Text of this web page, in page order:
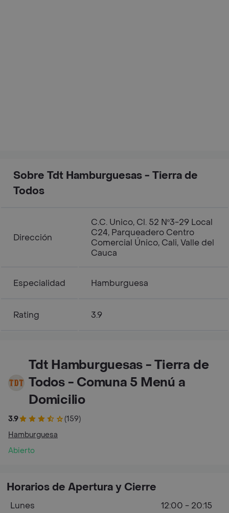
Sobre Tdt Hamburguesas - Tierra de
Todos
Dirección
C.C. Unico, Cl. 52 Nº3-29 Local
C24, Parqueadero Centro
Comercial Único, Cali, Valle del
Cauca
Especialidad Hamburguesa
Rating 3.9
Tdt Hamburguesas - Tierra de
Todos - Comuna 5 Menú a
Domicilio
3.9
(159)
Hamburguesa
Abierto
Horarios de Apertura y Cierre
Lunes 12:00 - 20:15